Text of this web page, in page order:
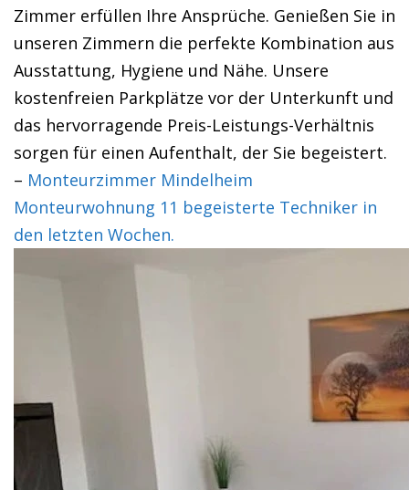
Zimmer erfüllen Ihre Ansprüche. Genießen Sie in
unseren Zimmern die perfekte Kombination aus
Ausstattung, Hygiene und Nähe. Unsere
kostenfreien Parkplätze vor der Unterkunft und
das hervorragende Preis-Leistungs-Verhältnis
sorgen für einen Aufenthalt, der Sie begeistert.
– Monteurzimmer Mindelheim
Monteurwohnung 11 begeisterte Techniker in
den letzten Wochen.